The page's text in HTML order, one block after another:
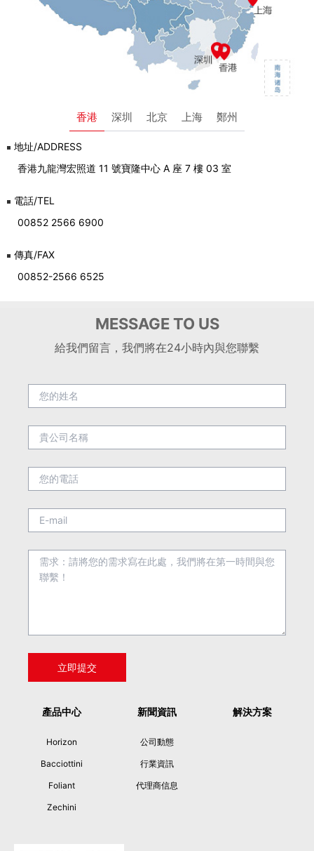
香港 深圳 北京 上海 鄭州
地址/ADDRESS
香港九龍灣宏照道 11 號寶隆中心 A 座 7 樓 03 室
電話/TEL
00852 2566 6900
傳真/FAX
00852-2566 6525
MESSAGE TO US
給我們留言，我們將在24小時內與您聯繫
產品中心
Horizon
Bacciottini
Foliant
Zechini
新聞資訊
公司動態
行業資訊
代理商信息
解決方案